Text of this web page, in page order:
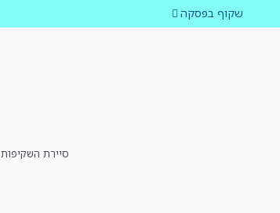
שקוף בפסקה
סיירת השקיפות